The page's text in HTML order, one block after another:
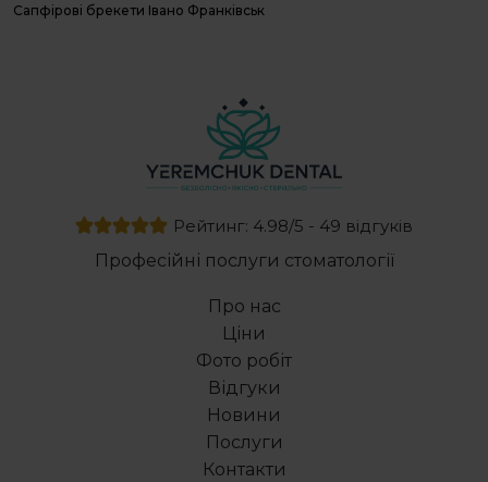
Сапфірові брекети Івано Франківськ
Лікування хронічного глибокого карієсу
Лікування кореневих каналів під мікроскопом
Скільки коштують брекети на зуби
Стоматологічна клініка
Пластика вуздечки верхньої губи
Резекція верхівки кореня зуба
Імплантація зубів в Івано Франківську
Видалення зуба під наркозом
Рейтинг: 4.98/5 - 49 відгуків
Професійні послуги стоматології
Про нас
Ціни
Фото робіт
Відгуки
Новини
Послуги
Контакти